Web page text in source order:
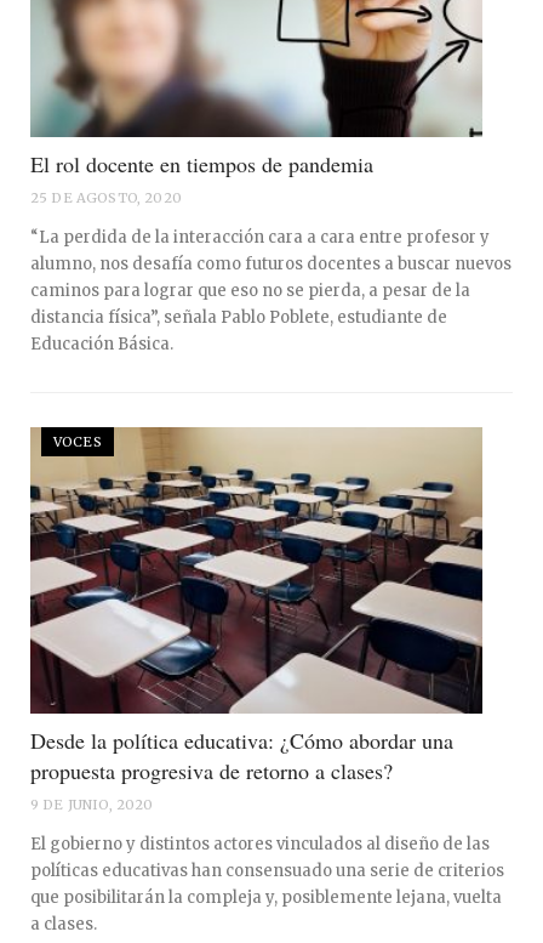
El rol docente en tiempos de pandemia
25 DE AGOSTO, 2020
“La perdida de la interacción cara a cara entre profesor y
alumno, nos desafía como futuros docentes a buscar nuevos
caminos para lograr que eso no se pierda, a pesar de la
distancia física”, señala Pablo Poblete, estudiante de
Educación Básica.
VOCES
Desde la política educativa: ¿Cómo abordar una
propuesta progresiva de retorno a clases?
9 DE JUNIO, 2020
El gobierno y distintos actores vinculados al diseño de las
políticas educativas han consensuado una serie de criterios
que posibilitarán la compleja y, posiblemente lejana, vuelta
a clases.